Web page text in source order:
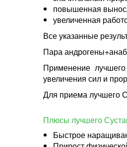
повышенная
увеличенная
Все указанные
Пара
Применение
увеличения сил и
Для приема лучшего
Плюсы лучшего
Быстрое